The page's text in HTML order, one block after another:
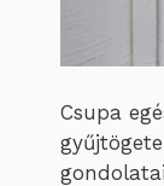
Csupa